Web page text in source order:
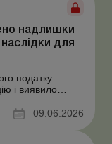
надлишки
для
податку
і виявило
а також
такі
сільгоспто...
09.06.2026